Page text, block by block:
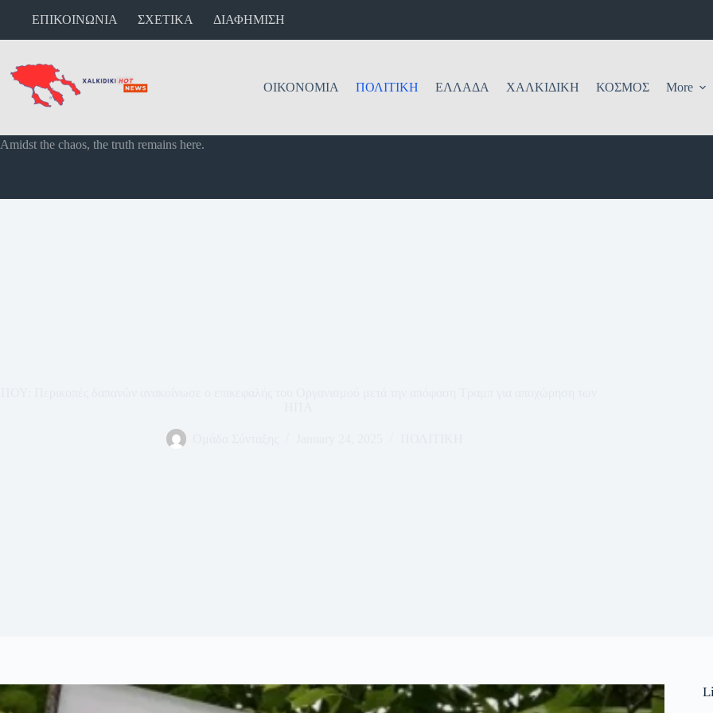
ΕΠΙΚΟΙΝΩΝΙΑ ΣΧΕΤΙΚΑ ΔΙΑΦΗΜΙΣΗ
ΟΙΚΟΝΟΜΙΑ ΠΟΛΙΤΙΚΗ ΕΛΛΑΔΑ ΧΑΛΚΙΔΙΚΗ ΚΟΣΜΟΣ More
Amidst the chaos, the truth remains here.